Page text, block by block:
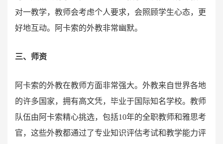
对一教学，教师会考虑个人要求，会照顾学生心态，更
好地互动。阿卡索的外教非常幽默。
三、师资
阿卡索的外教在教师方面非常强大。外教来自世界各地
的许多国家，拥有高文凭，毕业于国际知名学校。教师
队伍由阿卡索精心挑选，包括10年的全职教师和雅思考
官，这些外教都通过了专业知识评估考试和教学能力评